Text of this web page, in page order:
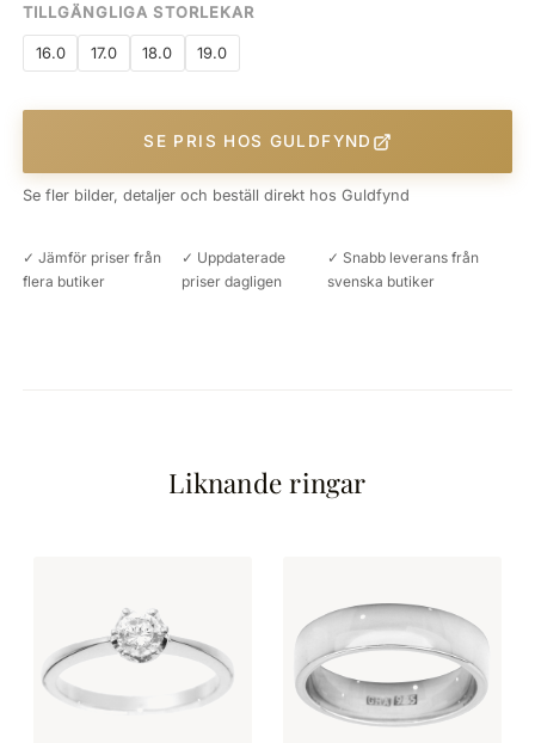
TILLGÄNGLIGA STORLEKAR
16.0 17.0 18.0 19.0
SE PRIS HOS GULDFYND
Se fler bilder, detaljer och beställ direkt hos Guldfynd
✓ Jämför priser från
flera butiker
✓ Uppdaterade
priser dagligen
✓ Snabb leverans från
svenska butiker
Liknande ringar